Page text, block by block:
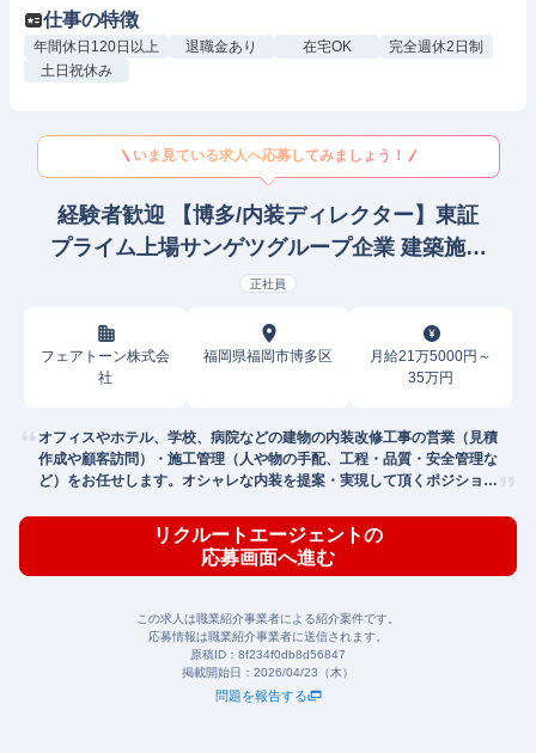
仕事の特徴
年間休日120日以上 退職金あり 在宅OK
完全週休2日制
土日祝休み
いま見ている求人へ応募してみましょう！
経験者歓迎 【博多/内装ディレクター】東証
プライム上場サンゲツグループ企業 建築施工
管理
正社員
フェアトーン株式会
社
福岡県福岡市博多区
月給21万5000円～
35万円
オフィスやホテル、学校、病院などの建物の内装改修工事の営業（見積
作成や顧客訪問）・施工管理（人や物の手配、工程・品質・安全管理な
ど）をお任せします。オシャレな内装を提案・実現して頂くポジション
リクルートエージェントの
応募画面へ進む
この求人は職業紹介事業者による紹介案件です。
応募情報は職業紹介事業者に送信されます。
原稿ID： 8f234f0db8d56847
掲載開始日： 2026/04/23（木）
問題を報告する